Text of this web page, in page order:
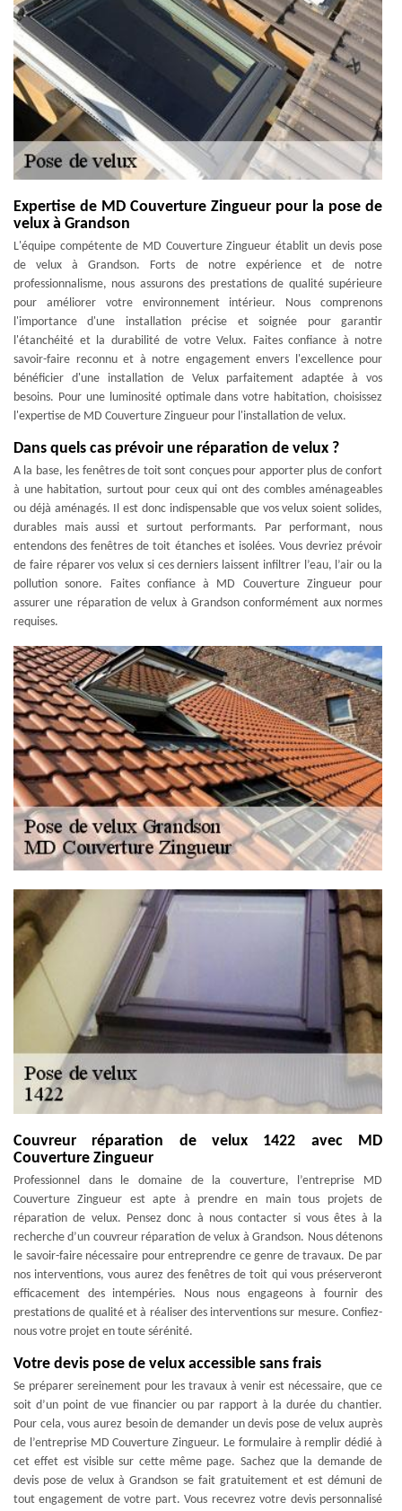
Expertise de MD Couverture Zingueur pour la pose de
velux à Grandson
L'équipe compétente de MD Couverture Zingueur établit un devis pose
de velux à Grandson. Forts de notre expérience et de notre
professionnalisme, nous assurons des prestations de qualité supérieure
pour améliorer votre environnement intérieur. Nous comprenons
l'importance d'une installation précise et soignée pour garantir
l'étanchéité et la durabilité de votre Velux. Faites confiance à notre
savoir-faire reconnu et à notre engagement envers l'excellence pour
bénéficier d'une installation de Velux parfaitement adaptée à vos
besoins. Pour une luminosité optimale dans votre habitation, choisissez
l'expertise de MD Couverture Zingueur pour l'installation de velux.
Dans quels cas prévoir une réparation de velux ?
A la base, les fenêtres de toit sont conçues pour apporter plus de confort
à une habitation, surtout pour ceux qui ont des combles aménageables
ou déjà aménagés. Il est donc indispensable que vos velux soient solides,
durables mais aussi et surtout performants. Par performant, nous
entendons des fenêtres de toit étanches et isolées. Vous devriez prévoir
de faire réparer vos velux si ces derniers laissent infiltrer l’eau, l’air ou la
pollution sonore. Faites confiance à MD Couverture Zingueur pour
assurer une réparation de velux à Grandson conformément aux normes
requises.
Couvreur réparation de velux 1422 avec MD
Couverture Zingueur
Professionnel dans le domaine de la couverture, l’entreprise MD
Couverture Zingueur est apte à prendre en main tous projets de
réparation de velux. Pensez donc à nous contacter si vous êtes à la
recherche d’un couvreur réparation de velux à Grandson. Nous détenons
le savoir-faire nécessaire pour entreprendre ce genre de travaux. De par
nos interventions, vous aurez des fenêtres de toit qui vous préserveront
efficacement des intempéries. Nous nous engageons à fournir des
prestations de qualité et à réaliser des interventions sur mesure. Confiez-
nous votre projet en toute sérénité.
Votre devis pose de velux accessible sans frais
Se préparer sereinement pour les travaux à venir est nécessaire, que ce
soit d’un point de vue financier ou par rapport à la durée du chantier.
Pour cela, vous aurez besoin de demander un devis pose de velux auprès
de l’entreprise MD Couverture Zingueur. Le formulaire à remplir dédié à
cet effet est visible sur cette même page. Sachez que la demande de
devis pose de velux à Grandson se fait gratuitement et est démuni de
tout engagement de votre part. Vous recevrez votre devis personnalisé